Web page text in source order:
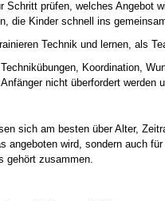
prüfen, welches Angebot
die Kinder schnell ins
Technik und lernen, als
Koordination,
nicht überfordert werden
sich am besten über Alter,
angeboten wird, sondern auch
gehört zusammen.